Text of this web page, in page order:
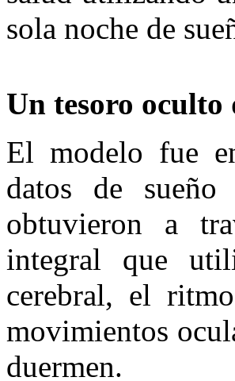
sola noche de
Un tesoro oculto
El modelo fue
datos de
obtuvieron a
integral que
cerebral, el
movimientos
duermen.